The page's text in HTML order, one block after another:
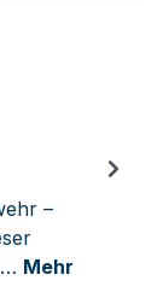
–
Mehr